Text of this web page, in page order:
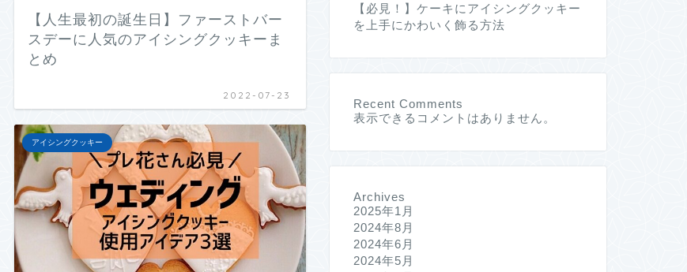
【人生最初の誕生日】ファーストバー
スデーに人気のアイシングクッキーま
とめ
2022-07-23
アイシングクッキー
【必見！】ケーキにアイシングクッキー
を上手にかわいく飾る方法
Recent Comments
表示できるコメントはありません。
Archives
2025年1月
2024年8月
2024年6月
2024年5月